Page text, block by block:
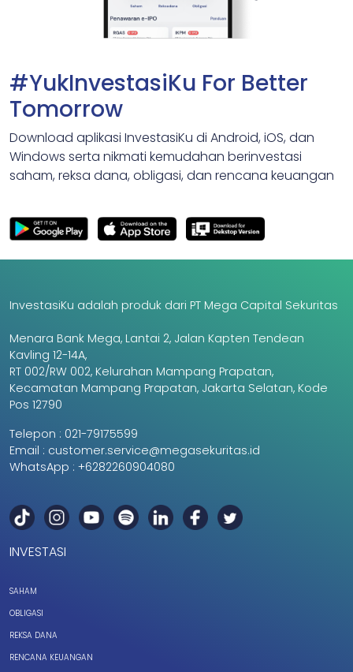
#YukInvestasiKu For Better
Tomorrow
Download aplikasi InvestasiKu di Android, iOS, dan
Windows serta nikmati kemudahan berinvestasi
saham, reksa dana, obligasi, dan rencana keuangan
InvestasiKu adalah produk dari PT Mega Capital Sekuritas
Menara Bank Mega, Lantai 2, Jalan Kapten Tendean
Kavling 12-14A,
RT 002/RW 002, Kelurahan Mampang Prapatan,
Kecamatan Mampang Prapatan, Jakarta Selatan, Kode
Pos 12790
Telepon : 021-79175599
Email : customer.service@megasekuritas.id
WhatsApp : +6282260904080
INVESTASI
SAHAM
OBLIGASI
REKSA DANA
RENCANA KEUANGAN